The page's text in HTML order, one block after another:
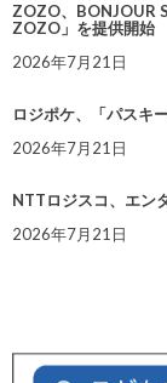
ZOZO、BONJOUR
ZOZO」を提供開始
2026年7月21日
ロジポケ、「パスキ
2026年7月21日
NTTロジスコ、エン
2026年7月21日